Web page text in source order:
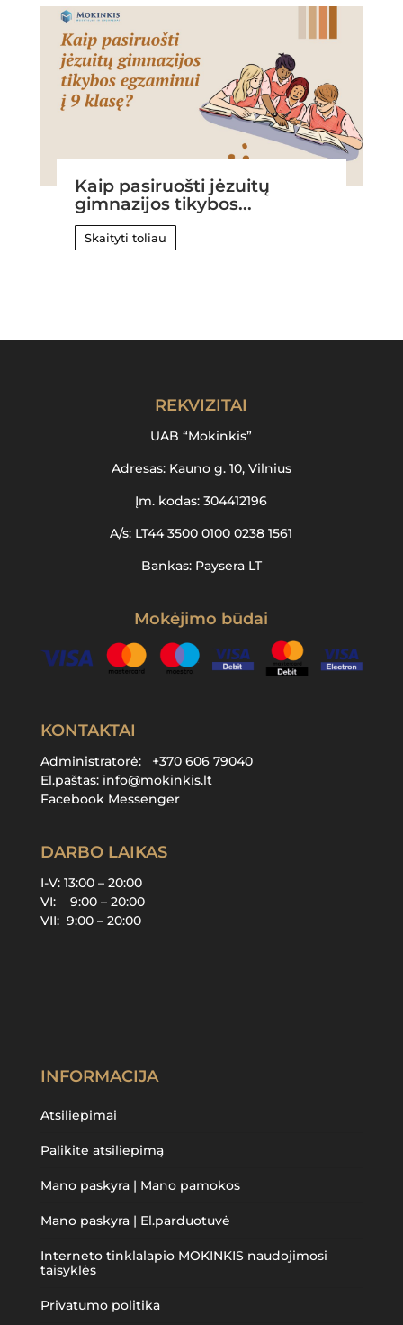
Kaip pasiruošti jėzuitų
gimnazijos tikybos...
Skaityti toliau
REKVIZITAI
UAB “Mokinkis”
Adresas: Kauno g. 10, Vilnius
Įm. kodas: 304412196
A/s: LT44 3500 0100 0238 1561
Bankas: Paysera LT
Mokėjimo būdai
KONTAKTAI
Administratorė: +370 606 79040
El.paštas: info@mokinkis.lt
Facebook Messenger
DARBO LAIKAS
I-V: 13:00 – 20:00
VI: 9:00 – 20:00
VII: 9:00 – 20:00
INFORMACIJA
Atsiliepimai
Palikite atsiliepimą
Mano paskyra | Mano pamokos
Mano paskyra | El.parduotuvė
Interneto tinklalapio MOKINKIS naudojimosi
taisyklės
Privatumo politika